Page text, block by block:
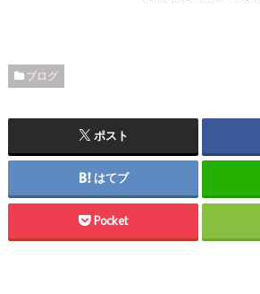
ブログ
ポスト
はてブ
Pocket